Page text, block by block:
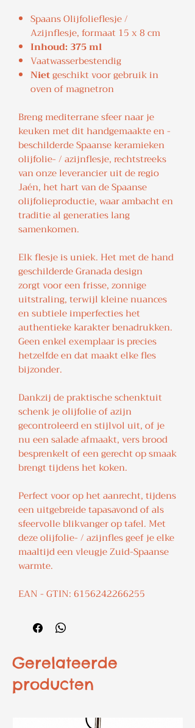
Spaans Olijfolieflesje /
Azijnflesje, formaat 15 x 8 cm
Inhoud: 375 ml
Vaatwasserbestendig
Nietgeschikt voor gebruik in
oven of magnetron
Breng mediterrane sfeer naar je
keuken met dit handgemaakte en -
beschilderde Spaanse keramieken
olijfolie- / azijnflesje, rechtstreeks
van onze leverancier uit de regio
Jaén, het hart van de Spaanse
olijfolieproductie, waar ambacht en
traditie al generaties lang
samenkomen.
Elk flesje is uniek. Het met de hand
geschilderde Granada design
zorgt voor een frisse, zonnige
uitstraling, terwijl kleine nuances
en subtiele imperfecties het
authentieke karakter benadrukken.
Geen enkel exemplaar is precies
hetzelfde en dat maakt elke fles
bijzonder.
Dankzij de praktische schenktuit
schenk je olijfolie of azijn
gecontroleerd en stijlvol uit, of je
nu een salade afmaakt, vers brood
besprenkelt of een gerecht op smaak
brengt tijdens het koken.
Perfect voor op het aanrecht, tijdens
een uitgebreide tapasavond of als
sfeervolle blikvanger op tafel. Met
deze olijfolie- / azijnfles geef je elke
maaltijd een vleugje Zuid-Spaanse
warmte.
EAN - GTIN: 6156242266255
Gerelateerde
producten